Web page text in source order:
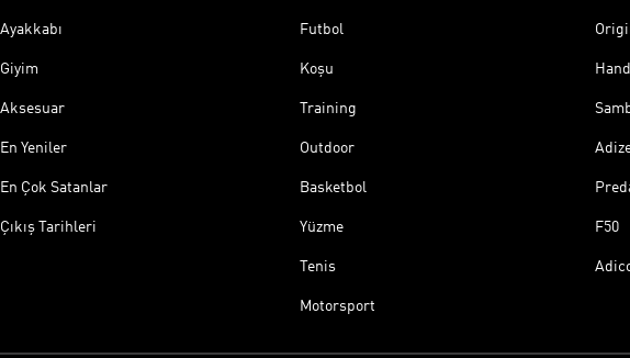
Ayakkabı
Giyim
Aksesuar
En Yeniler
En Çok Satanlar
Çıkış Tarihleri
Futbol
Koşu
Training
Outdoor
Basketbol
Yüzme
Tenis
Motorsport
F50